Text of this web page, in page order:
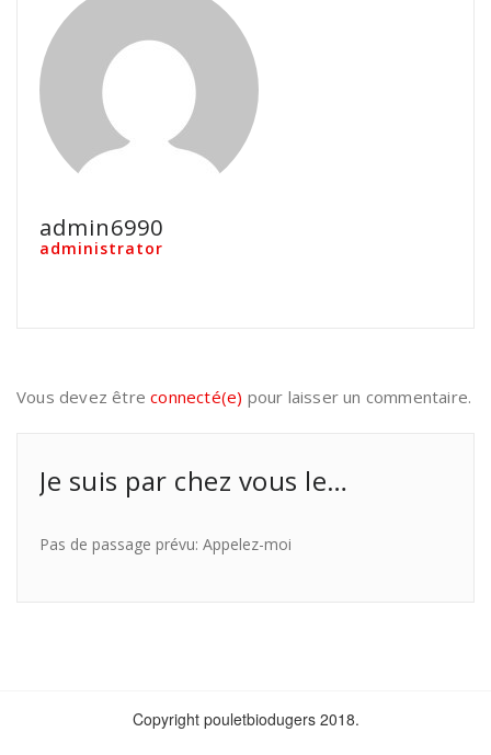
admin6990
administrator
Vous devez êtreconnecté(e) pour laisser un commentaire.
Je suis par chez vous le…
Pas de passage prévu: Appelez-moi
Copyright pouletbiodugers 2018.